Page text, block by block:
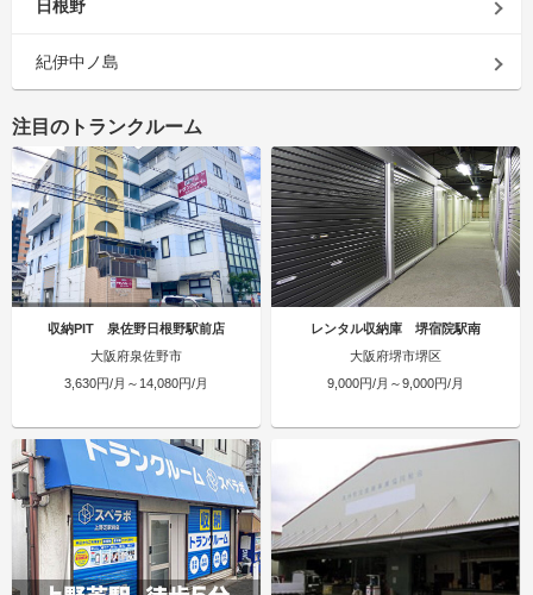
日根野
紀伊中ノ島
注目のトランクルーム
収納PIT 泉佐野日根野駅前店
大阪府泉佐野市
3,630円/月～14,080円/月
レンタル収納庫 堺宿院駅南
大阪府堺市堺区
9,000円/月～9,000円/月